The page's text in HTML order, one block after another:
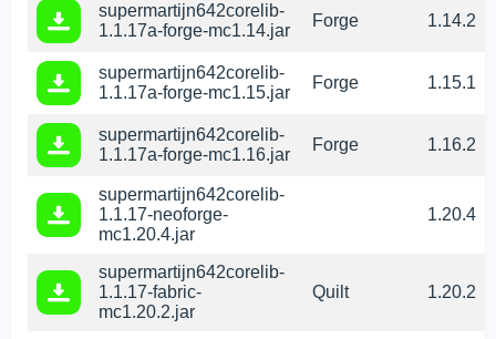
supermartijn642corelib-
1.1.17a-forge-mc1.14.jar
Forge 1.14.2
supermartijn642corelib-
1.1.17a-forge-mc1.15.jar
Forge 1.15.1
supermartijn642corelib-
1.1.17a-forge-mc1.16.jar
Forge 1.16.2
supermartijn642corelib-
1.1.17-neoforge-
mc1.20.4.jar
1.20.4
supermartijn642corelib-
1.1.17-fabric-
mc1.20.2.jar
Quilt 1.20.2